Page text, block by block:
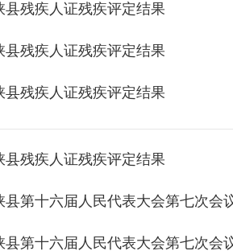
县残疾人证残疾评定结果
县残疾人证残疾评定结果
县残疾人证残疾评定结果
县残疾人证残疾评定结果
县第十六届人民代表大会第七次会
县第十六届人民代表大会第七次会